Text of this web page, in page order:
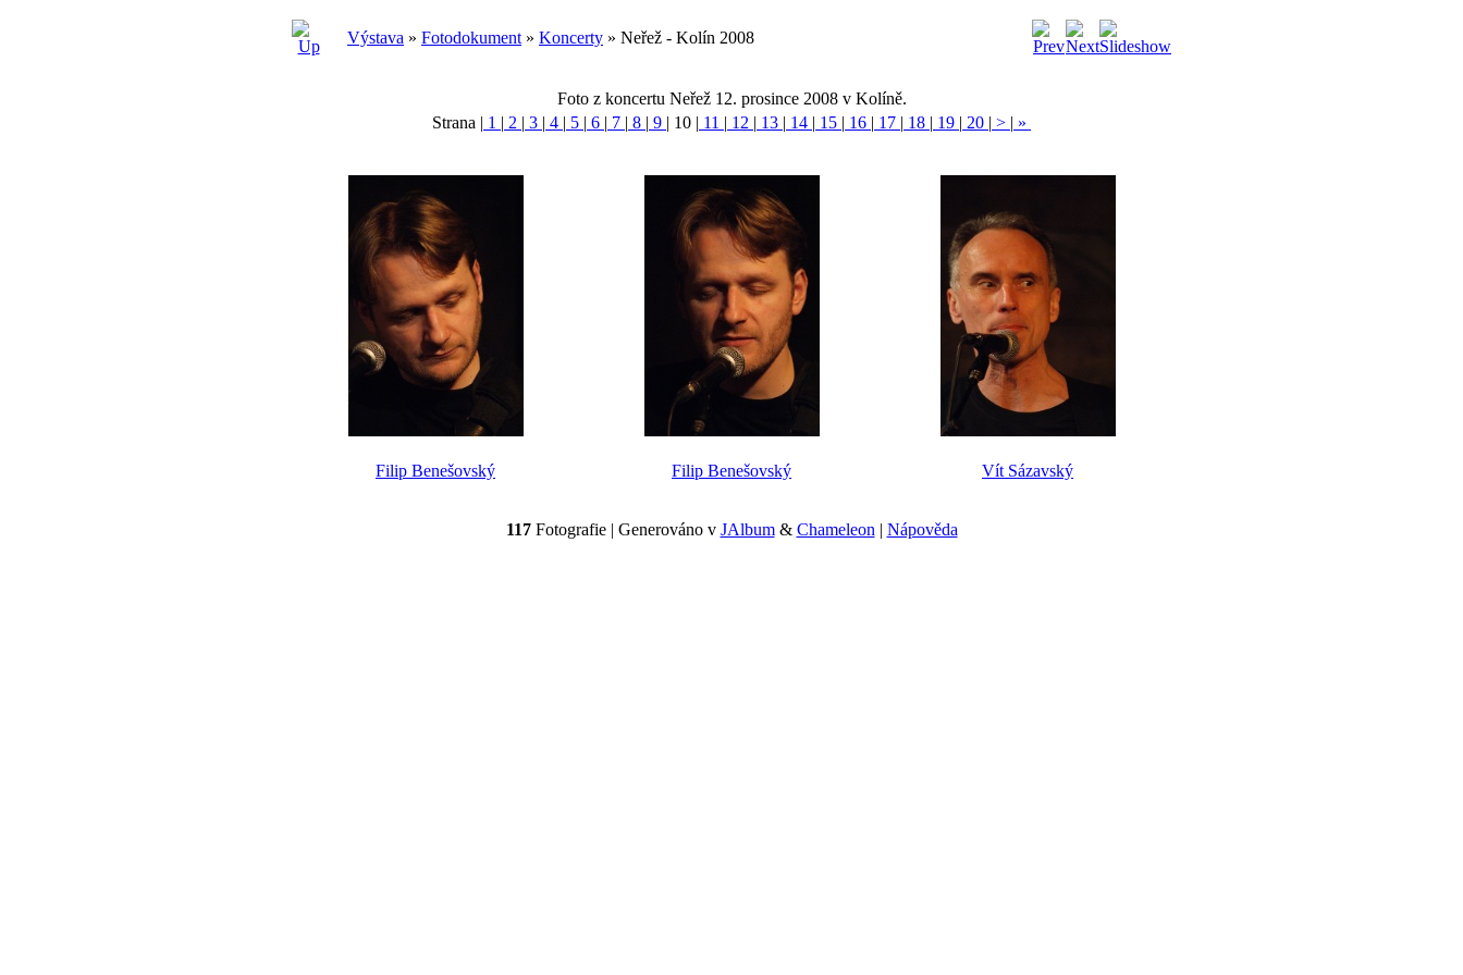
Výstava » Fotodokument » Koncerty » Neřež - Kolín 2008
Foto z koncertu Neřež 12. prosince 2008 v Kolíně.
Strana | 1 | 2 | 3 | 4 | 5 | 6 | 7 | 8 | 9 | 10 | 11 | 12 | 13 | 14 | 15 | 16 | 17 | 18 | 19 | 20 | > | »
Filip Benešovský Filip Benešovský Vít Sázavský
117Fotografie | Generováno v JAlbum& Chameleon | Nápověda